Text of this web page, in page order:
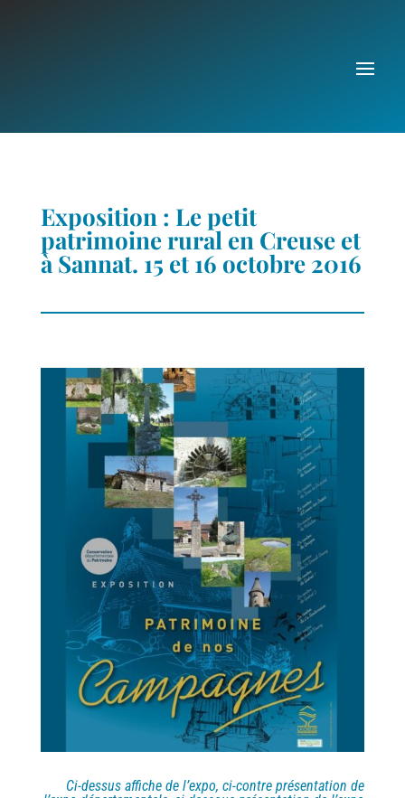
Exposition : Le petit
patrimoine rural en Creuse et
à Sannat. 15 et 16 octobre 2016
Ci-dessus affiche de l’expo, ci-contre présentation de